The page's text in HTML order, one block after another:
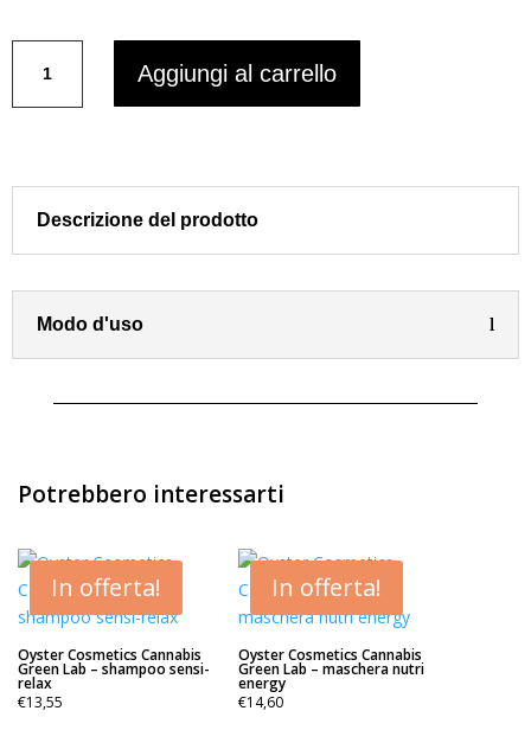
€20,90.€15,85.
Multiaction
DEFINITORE
di
CLASS
ml
quantità
Aggiungi al carrello
Descrizione del prodotto
Modo d'uso
Potrebbero interessarti
In offerta!
Oyster Cosmetics Cannabis
Green Lab – shampoo sensi-
relax
€13,55
In offerta!
Oyster Cosmetics Cannabis
Green Lab – maschera nutri
energy
€14,60